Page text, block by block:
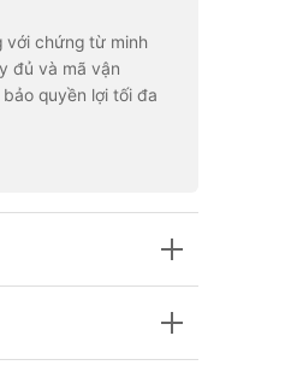
với chứng từ minh
đủ và mã vận
quyền lợi tối đa